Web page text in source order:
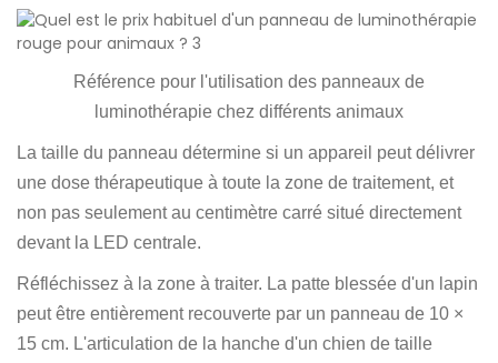
Référence pour l'utilisation des panneaux de
luminothérapie chez différents animaux
La taille du panneau détermine si un appareil peut délivrer
une dose thérapeutique à toute la zone de traitement, et
non pas seulement au centimètre carré situé directement
devant la LED centrale.
Réfléchissez à la zone à traiter. La patte blessée d'un lapin
peut être entièrement recouverte par un panneau de 10 ×
15 cm. L'articulation de la hanche d'un chien de taille